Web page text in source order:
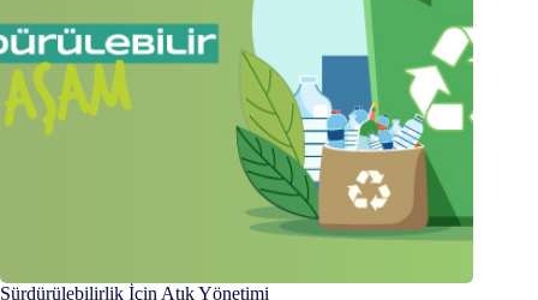
Sürdürülebilirlik İçin Atık Yönetimi